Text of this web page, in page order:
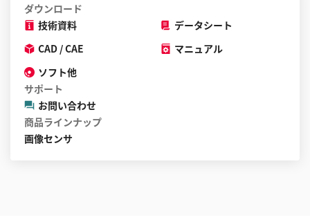
ダウンロード
技術資料
データシート
CAD / CAE
マニュアル
ソフト他
サポート
お問い合わせ
商品ラインナップ
画像センサ